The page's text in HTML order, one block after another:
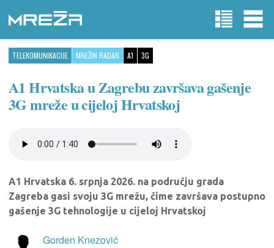
TELEKOMUNIKACIJE MREŽIN RADAR A1 3G
A1 Hrvatska u Zagrebu završava gašenje
3G mreže u cijeloj Hrvatskoj
A1 Hrvatska 6. srpnja 2026. na području grada
Zagreba gasi svoju 3G mrežu, čime završava postupno
gašenje 3G tehnologije u cijeloj Hrvatskoj
Gorden Knezović